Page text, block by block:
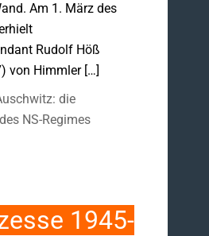
Am 1. März des
Rudolf Höß
von Himmler […]
die
NS-Regimes
1945-